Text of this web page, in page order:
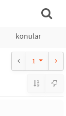
konular
1